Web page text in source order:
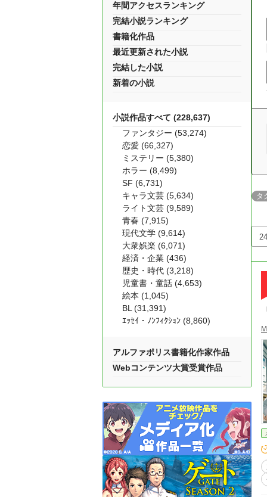
タ
年間アクセスランキング
完結小説ランキング
書籍化作品
最近更新された小説
完結した小説
新着の小説
小説作品すべて (228,637)
ファンタジー (53,274)
恋愛 (66,327)
ミステリー (5,380)
ホラー (8,499)
SF (6,731)
キャラ文芸 (5,634)
ライト文芸 (9,589)
青春 (7,915)
現代文学 (9,614)
大衆娯楽 (6,071)
経済・企業 (436)
歴史・時代 (3,218)
児童書・童話 (4,653)
絵本 (1,045)
BL (31,391)
ｴｯｾｲ・ﾉﾝﾌｨｸｼｮﾝ (8,860)
アルファポリス書籍化作家作品
Webコンテンツ大賞受賞作品